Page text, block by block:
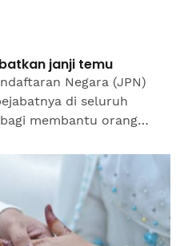
janji temu
Negara (JPN)
di seluruh
membantu orang